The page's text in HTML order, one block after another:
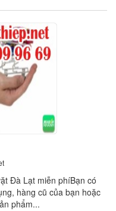
Đà Lạt miễn phíBạn có
hàng cũ của bạn hoặc
phẩm...